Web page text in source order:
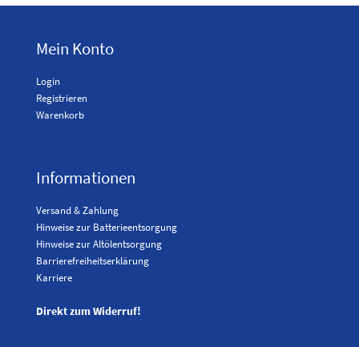
Mein Konto
Login
Registrieren
Warenkorb
Informationen
Versand & Zahlung
Hinweise zur Batterieentsorgung
Hinweise zur Altölentsorgung
Barrierefreiheitserklärung
Karriere
Direkt zum Widerruf!